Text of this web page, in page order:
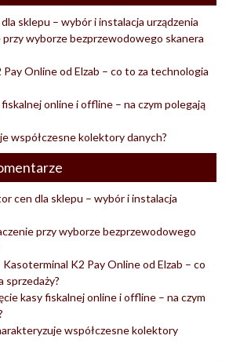
sklepu – wybór i instalacja urządzenia
przy wyborze bezprzewodowego skanera
Online od Elzab – co to za technologia
online i offline – na czym polegają
współczesne kolektory danych?
cen dla sklepu – wybór i instalacja
przy wyborze bezprzewodowego
Kasoterminal K2 Pay Online od Elzab – co
sprzedaży?
kasy fiskalnej online i offline – na czym
współczesne kolektory